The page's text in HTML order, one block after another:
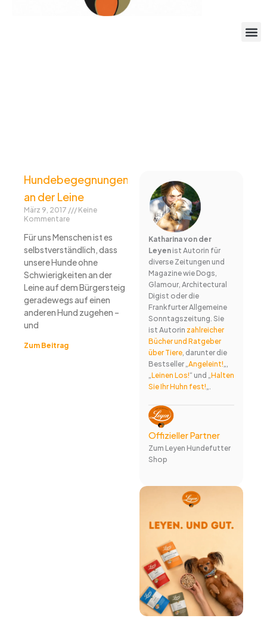
Hundebegegnungen
an der Leine
März 9, 2017
Keine
Kommentare
Für uns Menschen ist es
selbstverständlich, dass
unsere Hunde ohne
Schwierigkeiten an der
Leine auf dem Bürgersteig
geradewegs auf einen
anderen Hund zugehen –
und
Zum Beitrag
Katharina von der
Leyenist Autorin für
diverse Zeitungen und
Magazine wie Dogs,
Glamour, Architectural
Digist oder die
Frankfurter Allgemeine
Sonntagszeitung. Sie
ist Autorin zahlreicher
Bücher und Ratgeber
über Tiere, darunter die
Bestseller „ Angeleint!
Leinen Los!“ und „ Halten
Sie Ihr Huhn fest!
Offizieller Partner
Zum Leyen Hundefutter
Shop